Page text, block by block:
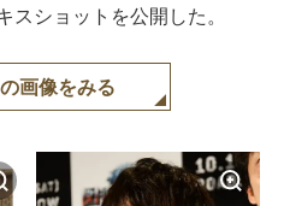
スショットを公開した。
画像をみる